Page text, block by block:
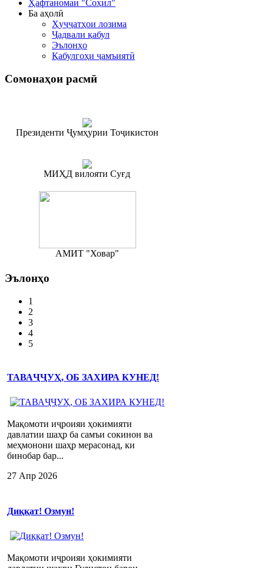
Ҳафтаномаи "Соҳил"
Ба аҳолӣ
Ҳуҷҷатҳои лозима
Ҷадвали қабул
Эълонҳо
Қабулгоҳи ҷамъиятӣ
Сомонаҳои расмӣ
Президенти Ҷумҳурии Тоҷикистон
МИҲД вилояти Суғд
АМИТ "Ховар"
Эълонҳо
1
2
3
4
5
ТАВАҶҶУҲ, ОБ ЗАХИРА КУНЕД!
Мақомоти иҷроияи ҳокимияти
давлатии шаҳр ба самъи сокинон ва
меҳмонони шаҳр мерасонад, ки
бинобар бар...
27 Апр 2026
Диққат! Озмун!
Мақомоти иҷроияи ҳокимияти